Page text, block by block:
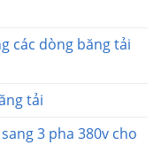
các dòng băng tải
tải
3 pha 380v cho